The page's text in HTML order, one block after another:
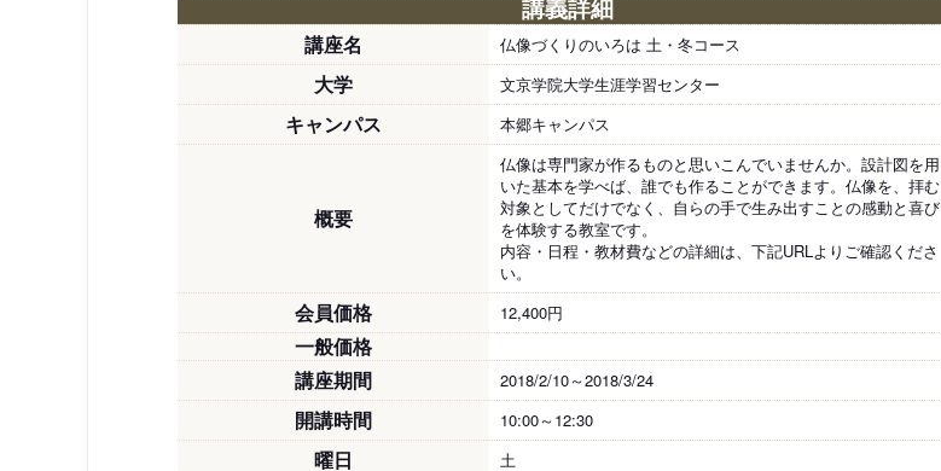
講義詳細
講座名 仏像づくりのいろは 土・冬コース
大学 文京学院大学生涯学習センター
キャンパス 本郷キャンパス
概要
仏像は専門家が作るものと思いこんでいませんか。設計図を用
いた基本を学べば、誰でも作ることができます。仏像を、拝む
対象としてだけでなく、自らの手で生み出すことの感動と喜び
を体験する教室です。
内容・日程・教材費などの詳細は、下記URLよりご確認くださ
い。
会員価格 12,400円
一般価格
講座期間
2018/2/10～2018/3/24
開講時間 10:00～12:30
曜日 土